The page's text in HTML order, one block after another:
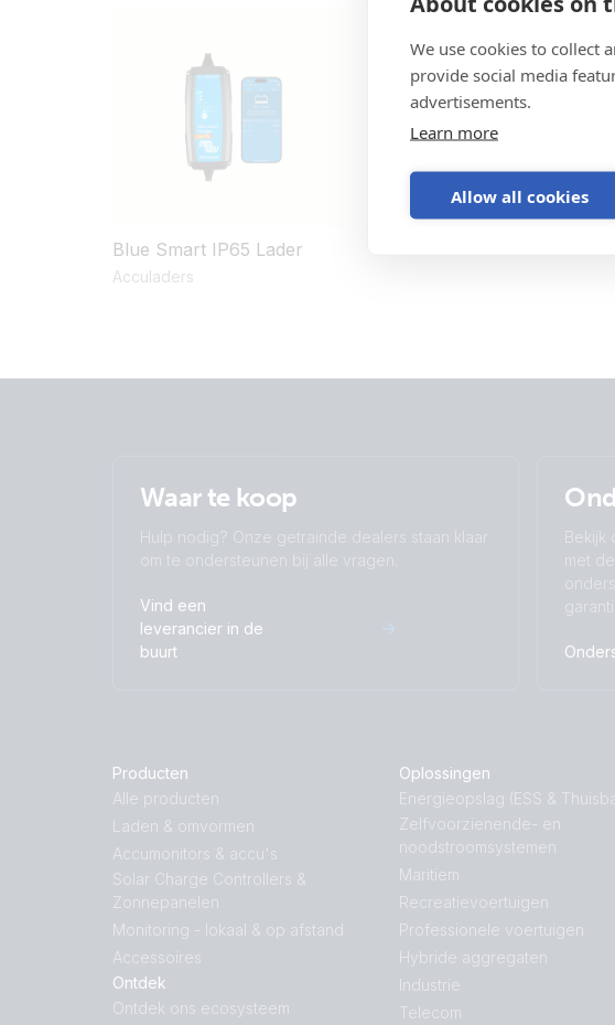
We use cookies to collect
provide social media
advertisements.
Learn more
Allow all cookies
Blue Smart IP65 Lader
Acculaders
Waar te koop
Hulp nodig? Onze getrainde dealers staan klaar
om te ondersteunen bij alle vragen.
Vind een
leverancier in de
buurt
Bekijk
met
Producten
Alle producten
Laden & omvormen
Accumonitors & accu's
Solar Charge Controllers &
Zonnepanelen
Monitoring - lokaal & op afstand
Accessoires
Ontdek
Ontdek ons ecosysteem
Oplossingen
Energieopslag (ESS &
Zelfvoorzienende- en
noodstroomsystemen
Maritiem
Recreatievoertuigen
Professionele voertuigen
Hybride aggregaten
Industrie
Telecom